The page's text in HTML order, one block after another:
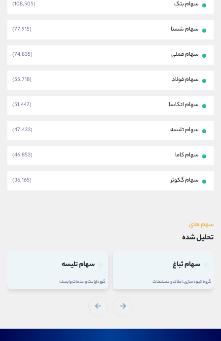
سهام بتک (108,505)
سهام شستا (77,915)
سهام فملی (74,835)
سهام فولاد (55,718)
سهام اتکاسا (51,447)
سهام تلیسه (47,433)
سهام کاما (46,853)
سهام گکوثر (36,165)
سهم های
تحلیل شده
سهام ثباغ
گروه انبوه سازی، املاک و مستغلات
سهام تلیسه
گروه زراعت و خدمات وابسته